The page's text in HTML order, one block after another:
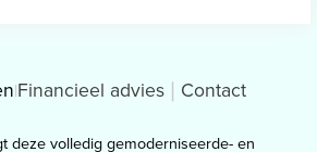
Financieel advies Contact
deze volledig gemoderniseerde- en